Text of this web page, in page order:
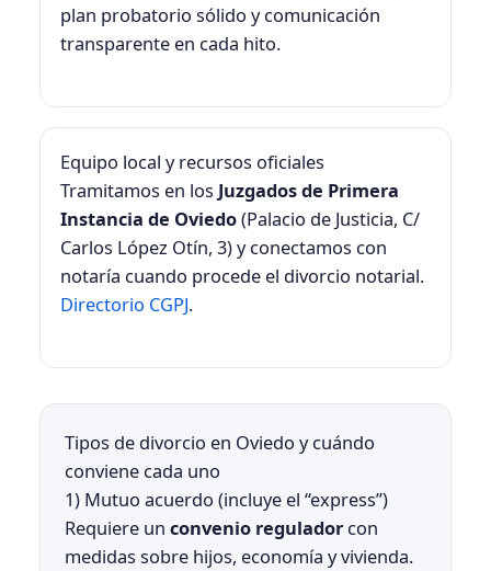
plan probatorio sólido y comunicación
transparente en cada hito.
Equipo local y recursos oficiales
Tramitamos en los Juzgados de Primera
Instancia de Oviedo(Palacio de Justicia, C/
Carlos López Otín, 3) y conectamos con
notaría cuando procede el divorcio notarial.
Directorio CGPJ.
Tipos de divorcio en Oviedo y cuándo
conviene cada uno
1) Mutuo acuerdo (incluye el “express”)
Requiere un convenio regulador con
medidas sobre hijos, economía y vivienda.